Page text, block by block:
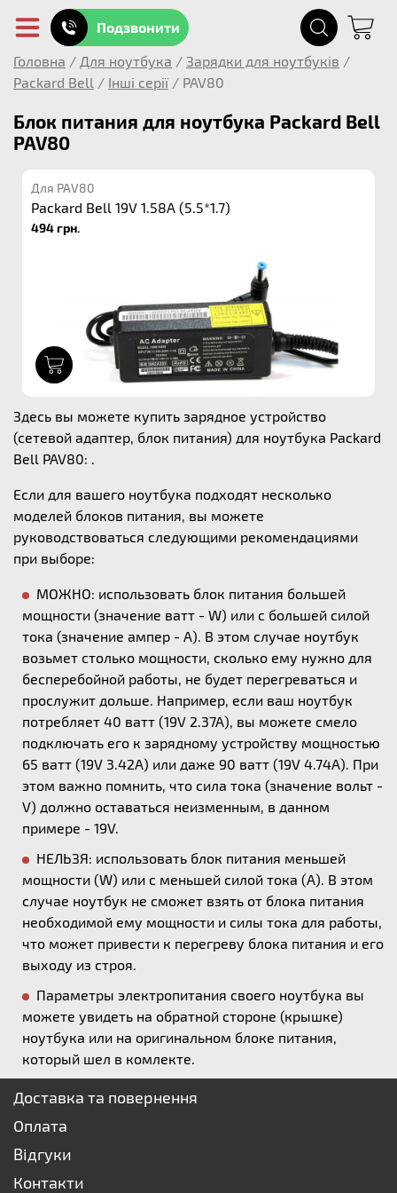
Подзвонити
Головна / Для ноутбука / Зарядки для ноутбуків /
Packard Bell / Інші серії / PAV80
Блок питания для ноутбука Packard Bell
PAV80
Для PAV80
Packard Bell 19V 1.58A (5.5*1.7)
494 грн.
Здесь вы можете купить зарядное устройство
(сетевой адаптер, блок питания) для ноутбука Packard
Bell PAV80: .
Если для вашего ноутбука подходят несколько
моделей блоков питания, вы можете
руководствоваться следующими рекомендациями
при выборе:
МОЖНО: использовать блок питания большей
мощности (значение ватт - W) или с большей силой
тока (значение ампер - А). В этом случае ноутбук
возьмет столько мощности, сколько ему нужно для
бесперебойной работы, не будет перегреваться и
прослужит дольше. Например, если ваш ноутбук
потребляет 40 ватт (19V 2.37A), вы можете смело
подключать его к зарядному устройству мощностью
65 ватт (19V 3.42A) или даже 90 ватт (19V 4.74A). При
этом важно помнить, что сила тока (значение вольт -
V) должно оставаться неизменным, в данном
примере - 19V.
НЕЛЬЗЯ: использовать блок питания меньшей
мощности (W) или с меньшей силой тока (А). В этом
случае ноутбук не сможет взять от блока питания
необходимой ему мощности и силы тока для работы,
что может привести к перегреву блока питания и его
выходу из строя.
Параметры электропитания своего ноутбука вы
можете увидеть на обратной стороне (крышке)
ноутбука или на оригинальном блоке питания,
который шел в комлекте.
Доставка та повернення
Оплата
Відгуки
Контакти